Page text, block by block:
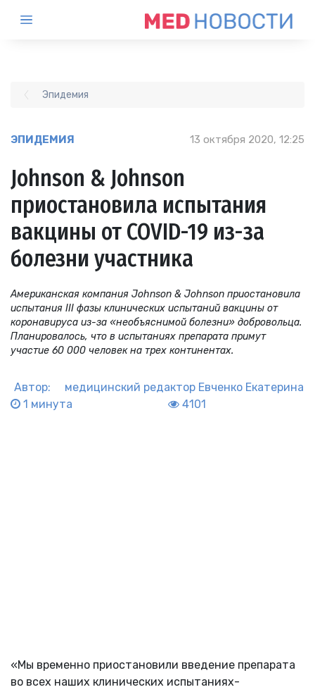
Эпидемия
ЭПИДЕМИЯ 13 октября 2020, 12:25
Johnson & Johnson
приостановила испытания
вакцины от COVID-19 из-за
болезни участника
Американская компания Johnson & Johnson приостановила
испытания III фазы клинических испытаний вакцины от
коронавируса из-за «необъяснимой болезни» добровольца.
Планировалось, что в испытаниях препарата примут
участие 60 000 человек на трех континентах.
Автор: медицинский редактор Евченко Екатерина
1 минута
4101
«Мы временно приостановили введение препарата
во всех наших клинических испытаниях-